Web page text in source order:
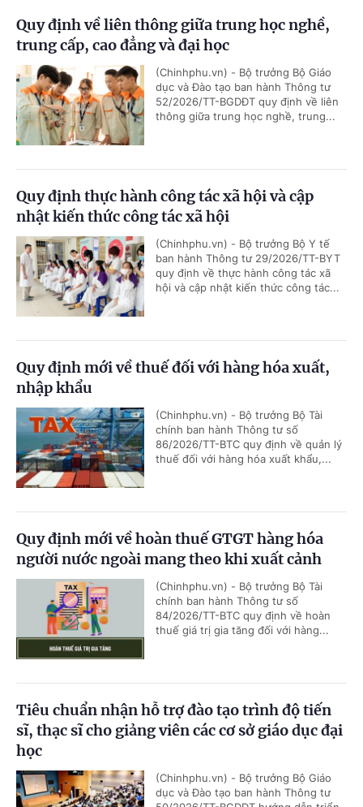
Quy định về liên thông giữa trung học nghề,
trung cấp, cao đẳng và đại học
(Chinhphu.vn) - Bộ trưởng Bộ Giáo
dục và Đào tạo ban hành Thông tư
52/2026/TT-BGDĐT quy định về liên
thông giữa trung học nghề, trung...
Quy định thực hành công tác xã hội và cập
nhật kiến thức công tác xã hội
(Chinhphu.vn) - Bộ trưởng Bộ Y tế
ban hành Thông tư 29/2026/TT-BYT
quy định về thực hành công tác xã
hội và cập nhật kiến thức công tác...
Quy định mới về thuế đối với hàng hóa xuất,
nhập khẩu
(Chinhphu.vn) - Bộ trưởng Bộ Tài
chính ban hành Thông tư số
86/2026/TT-BTC quy định về quản lý
thuế đối với hàng hóa xuất khẩu,...
Quy định mới về hoàn thuế GTGT hàng hóa
người nước ngoài mang theo khi xuất cảnh
(Chinhphu.vn) - Bộ trưởng Bộ Tài
chính ban hành Thông tư số
84/2026/TT-BTC quy định về hoàn
thuế giá trị gia tăng đối với hàng...
Tiêu chuẩn nhận hỗ trợ đào tạo trình độ tiến
sĩ, thạc sĩ cho giảng viên các cơ sở giáo dục đại
học
(Chinhphu.vn) - Bộ trưởng Bộ Giáo
dục và Đào tạo ban hành Thông tư